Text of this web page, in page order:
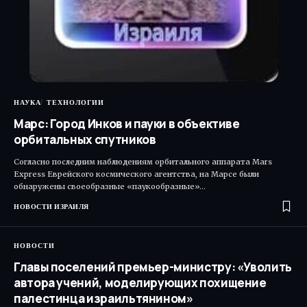
НАУКА ТЕХНОЛОГИИ
Марс: Город Инков и пауки в объективе
орбитальных спутников
Согласно последним наблюдениям орбитального аппарата Mars
Express Еврейского космического агентства, на Марсе были
обнаружены своеобразные «паукообразные»…
НОВОСТИ ИЗРАИЛЯ
НОВОСТИ
Главы поселений премьер-министру: «Уволить
автора учений, моделирующих похищение
палестинца израильтянином»